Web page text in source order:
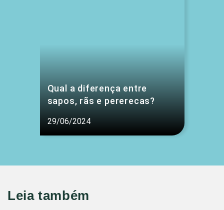
Qual a diferença entre
sapos, rãs e pererecas?
29/06/2024
Leia também